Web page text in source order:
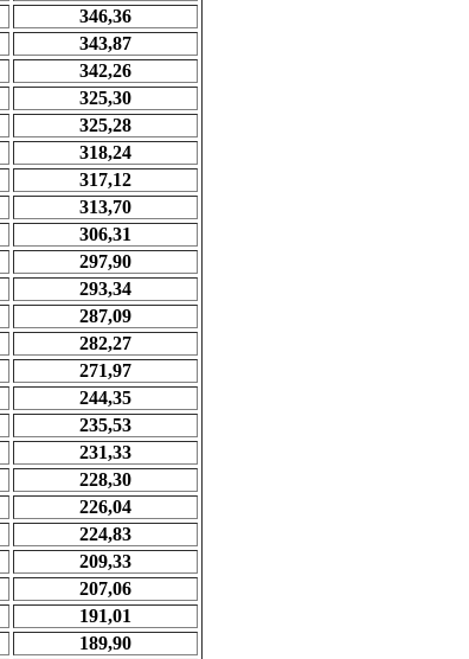
346,36
343,87
342,26
325,30
325,28
318,24
317,12
313,70
306,31
297,90
293,34
287,09
282,27
271,97
244,35
235,53
231,33
228,30
226,04
224,83
209,33
207,06
191,01
189,90